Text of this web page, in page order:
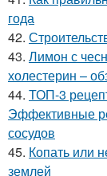
года
42.
43. Лимон с
холестерин –
44. ТОП-3
Эффективные
сосудов
45. Копать или
землей